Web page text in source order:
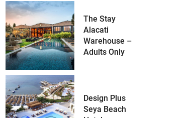
The Stay
Alacati
Warehouse –
Adults Only
Design Plus
Seya Beach